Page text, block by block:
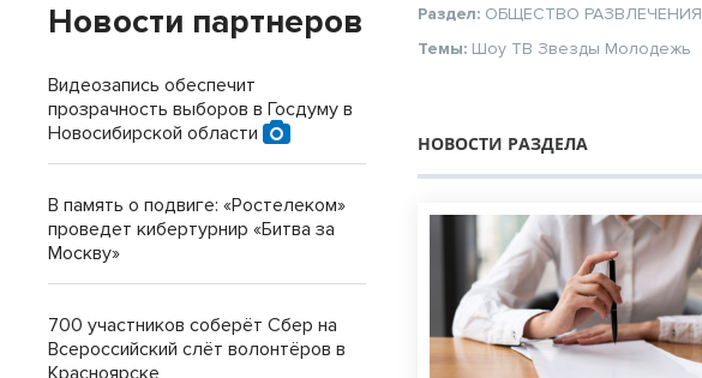
Раздел: ОБЩЕСТВО РАЗВЛЕЧЕНИЯ
Темы: Шоу ТВ Звезды Молодежь
НОВОСТИ РАЗДЕЛА
Новости партнеров
Видеозапись обеспечит
прозрачность выборов в Госдуму в
Новосибирской области
В память о подвиге: «Ростелеком»
проведет кибертурнир «Битва за
Москву»
700 участников соберёт Сбер на
Всероссийский слёт волонтёров в
Красноярске